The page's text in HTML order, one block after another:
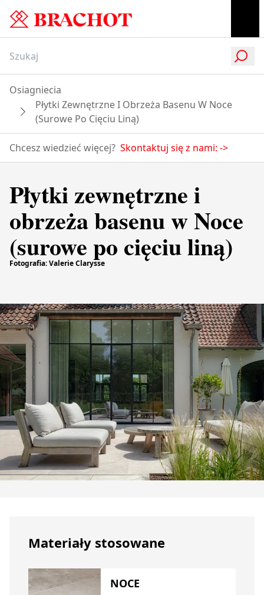
Osiagniecia
Płytki Zewnętrzne I Obrzeża Basenu W Noce
(surowe Po Cięciu Liną)
Chcesz wiedzieć więcej? Skontaktuj się z nami: ->
Płytki zewnętrzne i
obrzeża basenu w Noce
(surowe po cięciu liną)
Fotografia: Valerie Clarysse
Materiały stosowane
NOCE